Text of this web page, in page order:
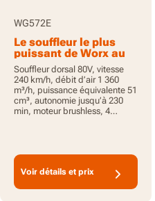
WG572E
Le souffleur le plus
puissant de Worx au
format dorsal
Souffleur dorsal 80V, vitesse
240 km/h, débit d’air 1 360
m³/h, puissance équivalente 51
cm³, autonomie jusqu’à 230
min, moteur brushless, 4
Voir détails et prix